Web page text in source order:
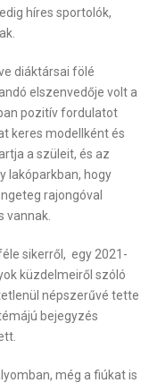
híres sportolók,
diáktársai fölé
elszenvedője volt a
pozitív fordulatot
keres modellként és
a szüleit, és az
lakóparkban, hogy
rajongóval
vannak.
sikerről, egy 2021-
küzdelmeiről szóló
népszerűvé tette
bejegyzés
még a fiúkat is